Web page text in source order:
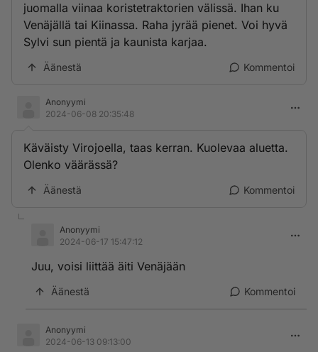
juomalla viinaa koristetraktorien välissä. Ihan ku
Venäjällä tai Kiinassa. Raha jyrää pienet. Voi hyvä
Sylvi sun pientä ja kaunista karjaa.
Äänestä Kommentoi
Anonyymi
2024-06-08 20:35:48
Käväisty Virojoella, taas kerran. Kuolevaa aluetta.
Olenko väärässä?
Äänestä Kommentoi
Anonyymi
2024-06-17 15:47:12
Juu, voisi liittää äiti Venäjään
Äänestä Kommentoi
Anonyymi
2024-06-13 09:13:00